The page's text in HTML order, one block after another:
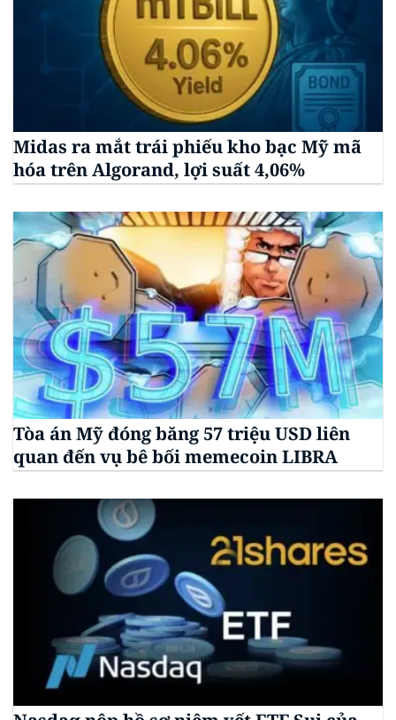
Midas ra mắt trái phiếu kho bạc Mỹ mã
hóa trên Algorand, lợi suất 4,06%
Tòa án Mỹ đóng băng 57 triệu USD liên
quan đến vụ bê bối memecoin LIBRA